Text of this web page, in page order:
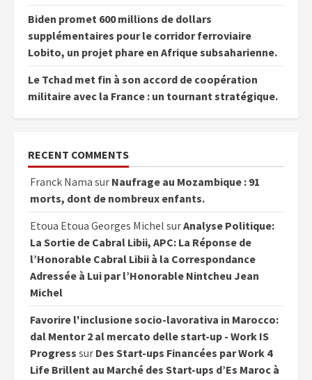
Biden promet 600 millions de dollars
supplémentaires pour le corridor ferroviaire
Lobito, un projet phare en Afrique subsaharienne.
Le Tchad met fin à son accord de coopération
militaire avec la France : un tournant stratégique.
RECENT COMMENTS
Franck Nama sur Naufrage au Mozambique : 91
morts, dont de nombreux enfants.
Etoua Etoua Georges Michel surAnalyse Politique:
La Sortie de Cabral Libii, APC: La Réponse de
l’Honorable Cabral Libii à la Correspondance
Adressée à Lui par l’Honorable Nintcheu Jean
Michel
Favorire l'inclusione socio-lavorativa in Marocco:
dal Mentor 2 al mercato delle start-up - Work IS
Progress sur Des Start-ups Financées par Work 4
Life Brillent au Marché des Start-ups d’Es Maroc à